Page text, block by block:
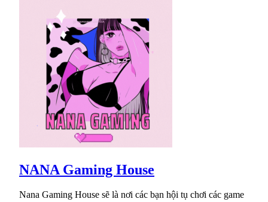
NANA Gaming House
Nana Gaming House sẽ là nơi các bạn hội tụ chơi các game